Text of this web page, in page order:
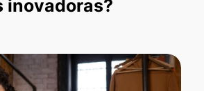
inovadoras?